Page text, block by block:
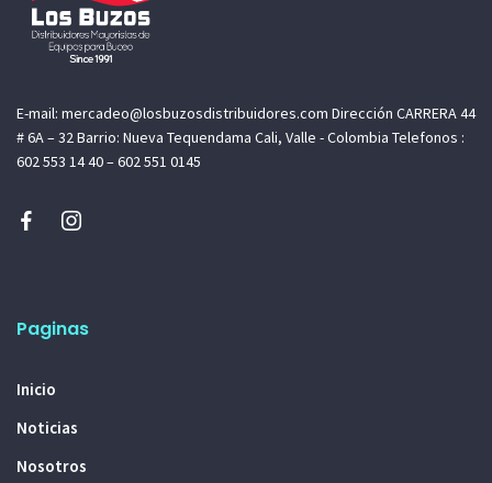
E-mail: mercadeo@losbuzosdistribuidores.com Dirección CARRERA 44
# 6A – 32 Barrio: Nueva Tequendama Cali, Valle - Colombia Telefonos :
602 553 14 40 – 602 551 0145
Paginas
Inicio
Noticias
Nosotros